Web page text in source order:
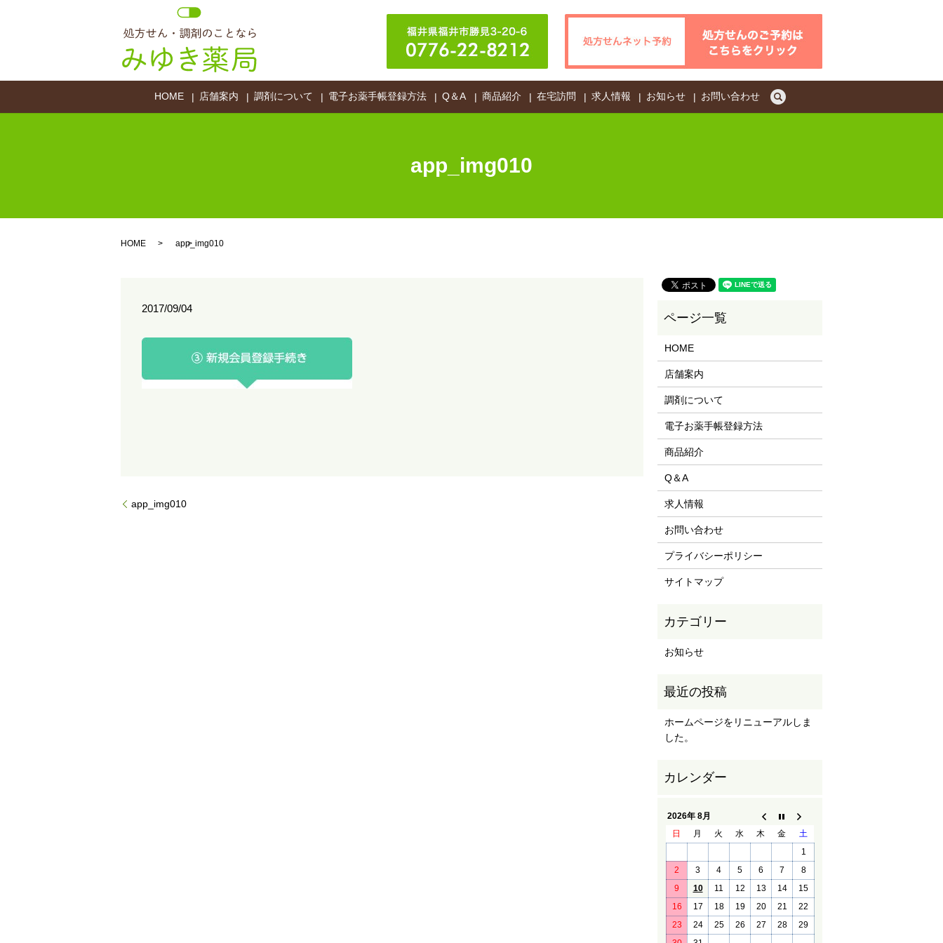
HOME 店舗案内 調剤について 電子お薬手帳登録方法 Q＆A 商品紹介 在宅訪問 求人情報 お知らせ お問い合わせ
app_img010
HOME app_img010
2017/09/04
app_img010
HOME
店舗案内
調剤について
電子お薬手帳登録方法
商品紹介
Q＆A
求人情報
お問い合わせ
プライバシーポリシー
サイトマップ
お知らせ
ホームページをリニューアルしま
した。
2026年 8月
日
月 火 水 木 金
土
1
2
3 4 5 6 7
8
9
10 11 12 13 14
15
16
17 18 19 20 21
22
23
24 25 26 27 28
29